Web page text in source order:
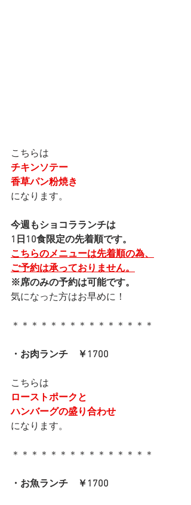
こちらは
チキンソテー
香草パン粉焼き
になります。
今週もショコラランチは
1日10食限定の先着順です。
こちらのメニューは先着順の為、
ご予約は承っておりません。
※席のみの予約は可能です。
気になった方はお早めに！
＊＊＊＊＊＊＊＊＊＊＊＊＊＊＊
・お肉ランチ　￥1700
こちらは
ローストポークと
ハンバーグの盛り合わせ
になります。
＊＊＊＊＊＊＊＊＊＊＊＊＊＊＊
・お魚ランチ　￥1700